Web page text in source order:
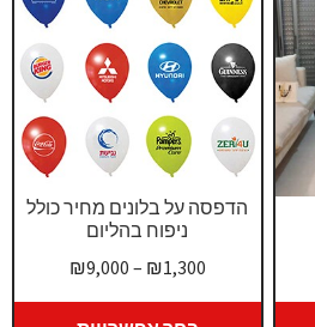
הדפסה על בלונים מחיר כולל
ניפוח בהליום
₪1,300
–
₪9,000